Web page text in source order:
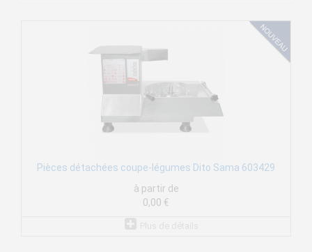
Pièces détachées coupe-légumes Dito Sama 603429
à partir de
0,00 €